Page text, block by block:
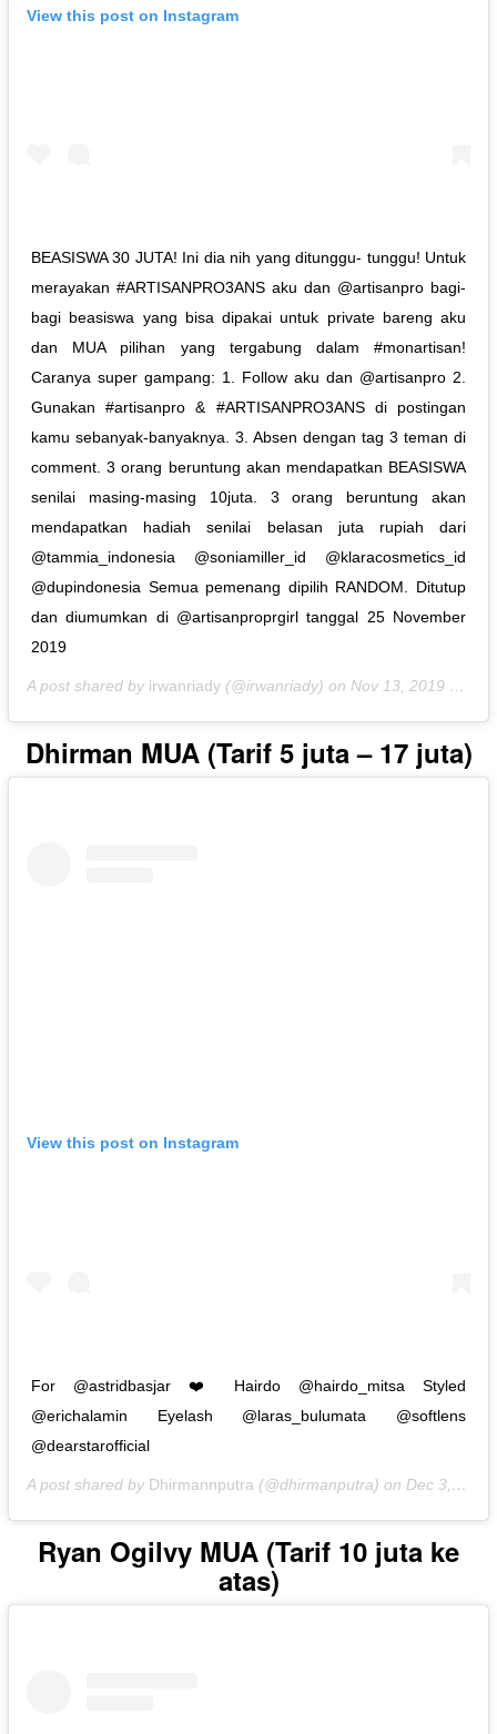
View this post on Instagram
BEASISWA 30 JUTA! Ini dia nih yang ditunggu- tunggu! Untuk
merayakan #ARTISANPRO3ANS aku dan @artisanpro bagi-
bagi beasiswa yang bisa dipakai untuk private bareng aku
dan MUA pilihan yang tergabung dalam #monartisan!
Caranya super gampang: 1. Follow aku dan @artisanpro 2.
Gunakan #artisanpro & #ARTISANPRO3ANS di postingan
kamu sebanyak-banyaknya. 3. Absen dengan tag 3 teman di
comment. 3 orang beruntung akan mendapatkan BEASISWA
senilai masing-masing 10juta. 3 orang beruntung akan
mendapatkan hadiah senilai belasan juta rupiah dari
@tammia_indonesia @soniamiller_id @klaracosmetics_id
@dupindonesia Semua pemenang dipilih RANDOM. Ditutup
dan diumumkan di @artisanproprgirl tanggal 25 November
2019
A post shared by irwanriady (@irwanriady) on Nov 13, 2019 at 9:21pm PST
Dhirman MUA (Tarif 5 juta – 17 juta)
View this post on Instagram
For @astridbasjar ❤️ Hairdo @hairdo_mitsa Styled
@erichalamin Eyelash @laras_bulumata @softlens
@dearstarofficial
A post shared by Dhirmannputra (@dhirmanputra) on Dec 3, 2019 at 5:28pm PST
Ryan Ogilvy MUA (Tarif 10 juta ke
atas)